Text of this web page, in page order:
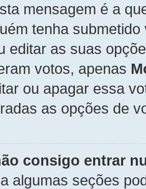
mensagem é a
tenha
editar as suas
votos, apenas
ou apagar essa
as opções de
consigo entrar
algumas seções